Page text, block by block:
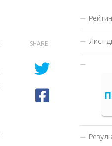
SHARE Лист